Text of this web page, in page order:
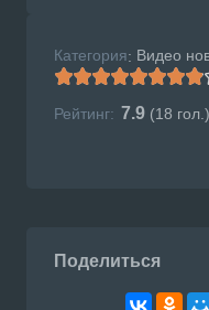
Категория: Видео
Рейтинг: 7.9 (18 гол.)
Поделиться